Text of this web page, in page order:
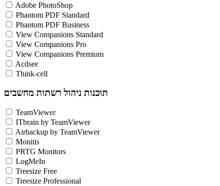
Adobe PhotoShop
Phantom PDF Standard
Phantom PDF Business
View Companions Standard
View Companions Pro
View Companions Premium
Acdsee
Think-cell
תוכנות ניהול רשתות מחשבים
TeamViewer
ITbrain by TeamViewer
Airbackup by TeamViewer
Monitis
PRTG Monitors
LogMeIn
Treesize Free
Treesize Professional